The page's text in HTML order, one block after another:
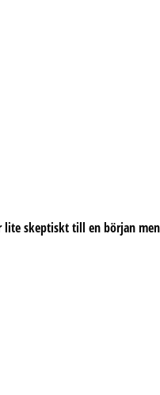
skeptiskt till en början